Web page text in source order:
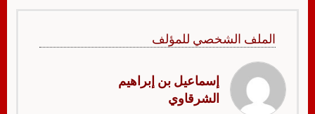
الملف الشخصي للمؤلف
إسماعيل بن إبراهيم
الشرقاوي